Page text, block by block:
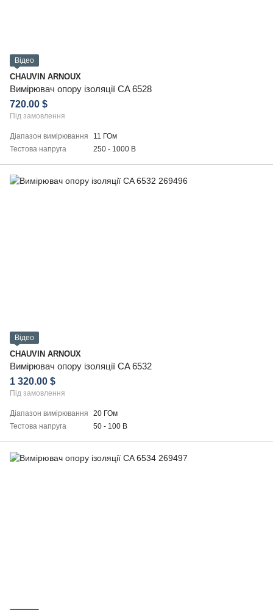
Відео
CHAUVIN ARNOUX
Вимірювач опору ізоляції CA 6528
720.00 $
Під замовлення
Діапазон вимірювання
11 ГОм
Тестова напруга
250 - 1000 В
Відео
CHAUVIN ARNOUX
Вимірювач опору ізоляції CA 6532
1 320.00 $
Під замовлення
Діапазон вимірювання
20 ГОм
Тестова напруга
50 - 100 В